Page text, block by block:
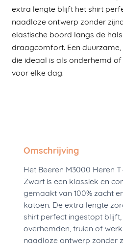
extra lengte blijft het shirt
naadloze ontwerp zonder
elastische boord langs de
draagcomfort. Een
die ideaal is als onderhemd
voor elke dag.
Omschrijving
Het Beeren M3000 Heren
Zwart is een klassiek en
gemaakt van 100% zacht
katoen. De extra lengte
shirt perfect ingestopt
overhemden, truien of
naadloze ontwerp zonder